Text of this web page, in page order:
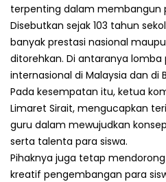
terpenting dalam membangun
Disebutkan sejak 103 tahun
banyak prestasi nasional
ditorehkan. Di antaranya
internasional di Malaysia dan di
Pada kesempatan itu, ketua
Limaret Sirait, mengucapkan
guru dalam mewujudkan
serta talenta para siswa.
Pihaknya juga tetap
kreatif pengembangan para